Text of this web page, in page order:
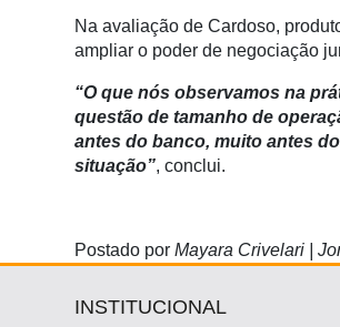
Na avaliação de Cardoso,
ampliar o poder de negociação
“O que nós observamos na
questão de tamanho de
antes do banco, muito antes
situação”, conclui.
Postado por Mayara Crivelari |
INSTITUCIONAL